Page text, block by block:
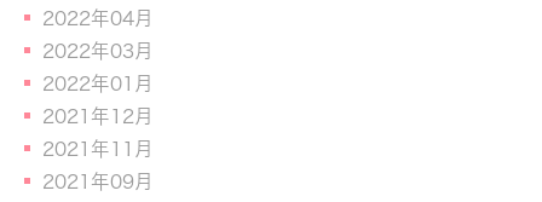
2022年04月
2022年03月
2022年01月
2021年12月
2021年11月
2021年09月